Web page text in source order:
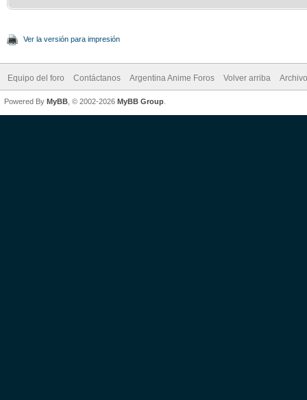
Ver la versión para impresión
Equipo del foro Contáctanos Argentina Anime Foros Volver arriba
Powered By MyBB , © 2002-2026 MyBB Group